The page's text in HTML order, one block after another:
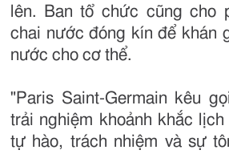
lên. Ban tổ chức cũng cho
chai nước đóng kín để khán
nước cho cơ thể.
"Paris Saint-Germain kêu
trải nghiệm khoảnh khắc
tự hào, trách nhiệm và sự